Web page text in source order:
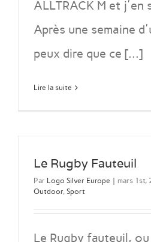
ALLTRACK M et j'en
Après une semaine
peux dire que ce [...]
Lire la suite
Le Rugby Fauteuil
Par Logo Silver Europe | mars 1st,
Outdoor, Sport
Le Rugby fauteuil,